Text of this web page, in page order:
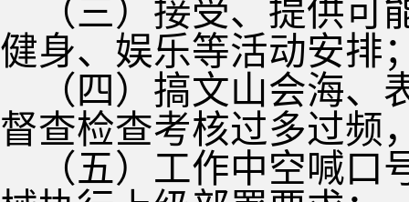
（三）接受、提供
健身、娱乐等活动安排
（四）搞文山会海
督查检查考核过多过频
（五）工作中空喊